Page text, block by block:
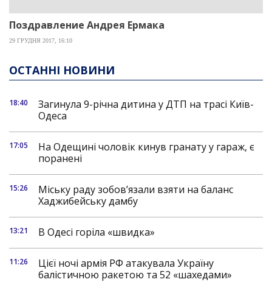
Поздравление Андрея Ермака
29 ГРУДНЯ 2017, 16:10
ОСТАННІ НОВИНИ
18:40
Загинула 9-річна дитина у ДТП на трасі Київ-
Одеса
17:05
На Одещині чоловік кинув гранату у гараж, є
поранені
15:26
Міську раду зобов’язали взяти на баланс
Хаджибейську дамбу
13:21 В Одесі горіла «швидка»
11:26
Цієї ночі армія РФ атакувала Україну
балістичною ракетою та 52 «шахедами»